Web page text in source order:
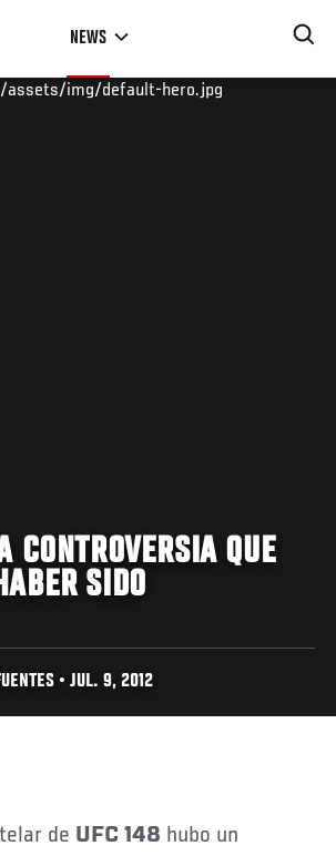
NEWS
img/default-hero.jpg
CONTROVERSIA QUE
SIDO
• JUL. 9, 2012
de UFC 148 hubo un